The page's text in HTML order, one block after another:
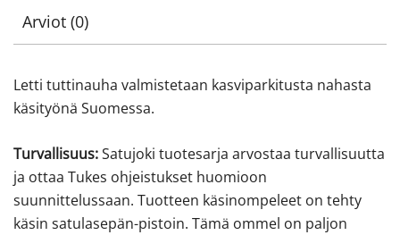
Arviot (0)
Letti tuttinauha valmistetaan kasviparkitusta nahasta
käsityönä Suomessa.
Turvallisuus:Satujoki tuotesarja arvostaa turvallisuutta
ja ottaa Tukes ohjeistukset huomioon
suunnittelussaan. Tuotteen käsinompeleet on tehty
käsin satulasepän-pistoin. Tämä ommel on paljon